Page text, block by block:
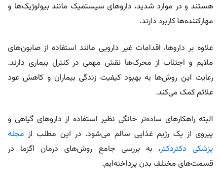
هستند و در موارد شدید، داروهای سیستمیک مانند بیولوژیک‌ها و
مهارکننده‌ها کاربرد دارند.
علاوه بر داروها، اقدامات غیر دارویی مانند استفاده از صابون‌های
ملایم و اجتناب از محرک‌ها نقش مهمی در کنترل بیماری دارند.
رعایت این روش‌ها به بهبود کیفیت زندگی بیماران و کاهش عود
علائم کمک می‌کند.
البته راهکارهای ساده‌تر خانگی نظیر استفاده از داروهای گیاهی و
پیروی از یک رژیم غذایی سالم می‌شود. در این مطلب از مجله
پزشکی دکتردکتر، به بررسی جامع روش‌های درمان اگزما در
قسمت‌های مختلف بدن پرداخته‌ایم.